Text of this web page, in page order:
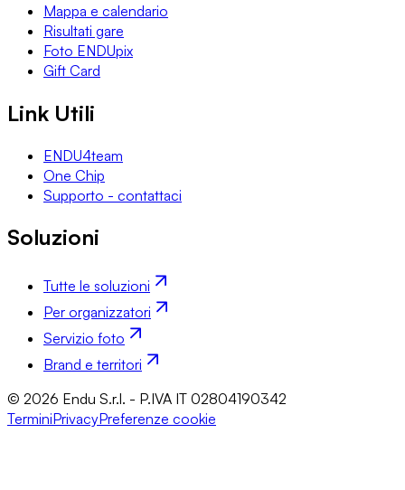
Mappa e calendario
Risultati gare
Foto ENDUpix
Gift Card
Link Utili
ENDU4team
One Chip
Supporto - contattaci
Soluzioni
Tutte le soluzioni
Per organizzatori
Servizio foto
Brand e territori
© 2026 Endu S.r.l. - P.IVA IT 02804190342
TerminiPrivacyPreferenze cookie